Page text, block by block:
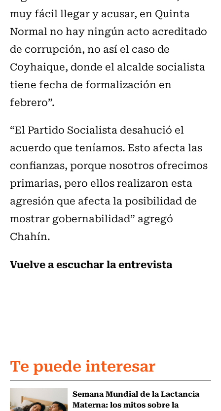
muy fácil llegar y acusar, en Quinta
Normal no hay ningún acto acreditado
de corrupción, no así el caso de
Coyhaique, donde el alcalde socialista
tiene fecha de formalización en
febrero”.
“El Partido Socialista desahució el
acuerdo que teníamos. Esto afecta las
confianzas, porque nosotros ofrecimos
primarias, pero ellos realizaron esta
agresión que afecta la posibilidad de
mostrar gobernabilidad” agregó
Chahín.
Vuelve a escuchar la entrevista
Te puede interesar
Semana Mundial de la Lactancia
Materna: los mitos sobre la